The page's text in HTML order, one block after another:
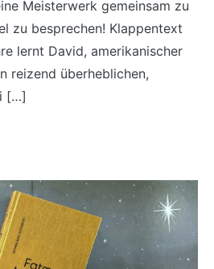
Meisterwerk gemeinsam zu
zu besprechen! Klappentext
lernt David, amerikanischer
reizend überheblichen,
[…]